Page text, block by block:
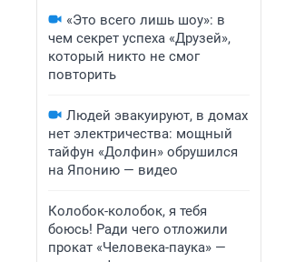
«Это всего лишь шоу»: в
чем секрет успеха «Друзей»,
который никто не смог
повторить
Людей эвакуируют, в домах
нет электричества: мощный
тайфун «Долфин» обрушился
на Японию — видео
Колобок-колобок, я тебя
боюсь! Ради чего отложили
прокат «Человека-паука» —